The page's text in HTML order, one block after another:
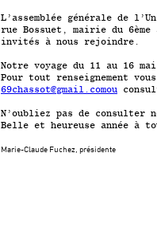
L’assemblée générale de
rue Bossuet, mairie du
invités à nous rejoindre.
Notre voyage du 11 au 16
Pour tout renseignement
69chassot@gmail.comou
N’oubliez pas de consulter
Belle et heureuse année à
Marie-Claude Fuchez, présidente